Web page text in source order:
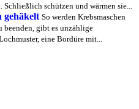
schützen und wärmen sie...
gehäkelt So werden Krebsmaschen
beenden, gibt es unzählige
eine Bordüre mit...